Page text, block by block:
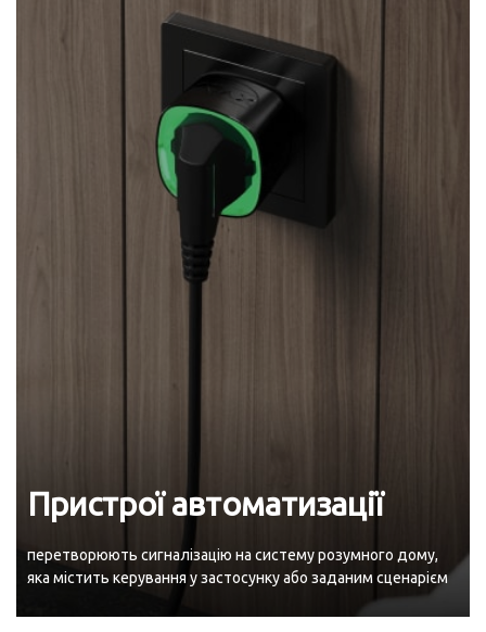
Пристрої автоматизації
перетворюють сигналізацію на систему розумного дому,
яка містить керування у застосунку або заданим сценарієм